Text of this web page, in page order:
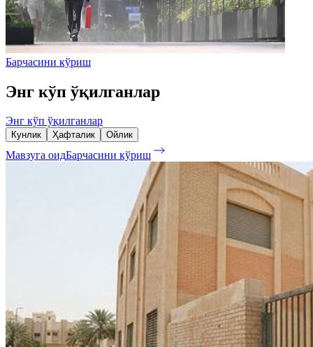
Барчасини кўриш
Энг кўп ўқилганлар
Энг кўп ўқилганлар
Кунлик Ҳафталик Ойлик
Мавзуга оидБарчасини кўриш